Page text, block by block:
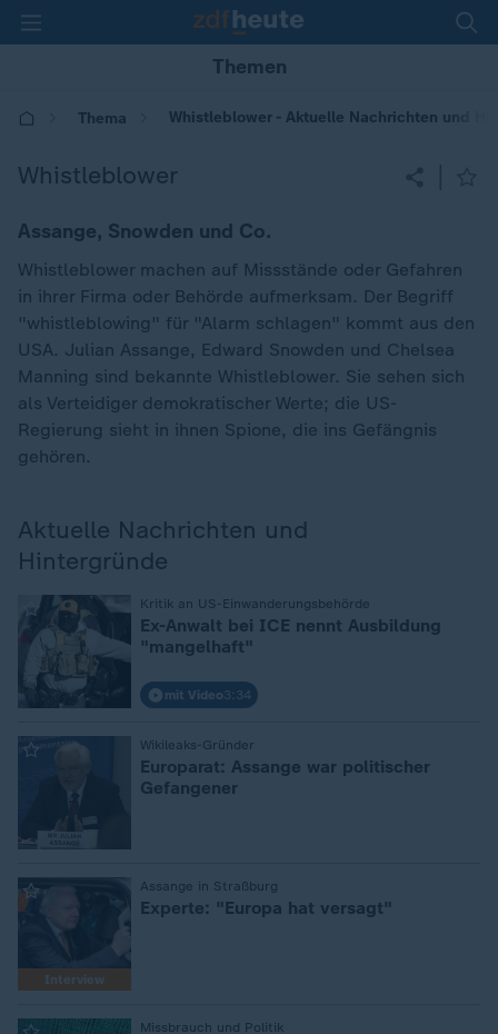
Themen
Thema Whistleblower - Aktuelle Nachrichten und
Whistleblower
Assange, Snowden und Co.
Whistleblower machen auf Missstände oder Gefahren
in ihrer Firma oder Behörde aufmerksam. Der Begriff
"whistleblowing" für "Alarm schlagen" kommt aus den
USA. Julian Assange, Edward Snowden und Chelsea
Manning sind bekannte Whistleblower. Sie sehen sich
als Verteidiger demokratischer Werte; die US-
Regierung sieht in ihnen Spione, die ins Gefängnis
gehören.
Aktuelle Nachrichten und
Hintergründe
Kritik an US-Einwanderungsbehörde
:
Ex-Anwalt bei ICE nennt Ausbildung
"mangelhaft"
mit Video3:34
Wikileaks-Gründer
:
Europarat: Assange war politischer
Gefangener
Interview
Assange in Straßburg
: Experte: "Europa hat versagt"
Missbrauch und Politik